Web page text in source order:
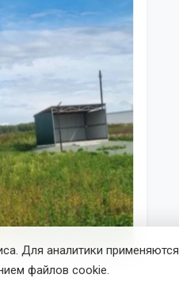
села Татьяной
Для аналитики применяются
файлов cookie.